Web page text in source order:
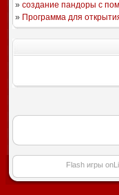
» создание пандоры с
» Программа для
Flash игры